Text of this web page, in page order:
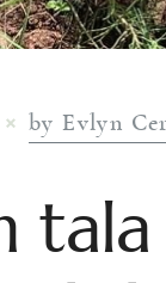
by Evlyn